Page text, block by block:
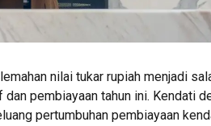
nilai tukar rupiah menjadi
pembiayaan tahun ini. Kendati
pertumbuhan pembiayaan